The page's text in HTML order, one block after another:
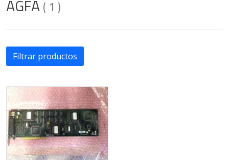
AGFA ( 1 )
Filtrar productos